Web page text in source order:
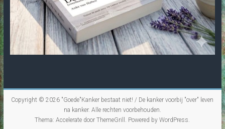
Copyright © 2026 "Goede"Kanker bestaat niet! / De kanker voorbij "over" leven
na kanker. Alle rechten voorbehouden.
Thema:Accelerate door ThemeGrill. Powered byWordPress.